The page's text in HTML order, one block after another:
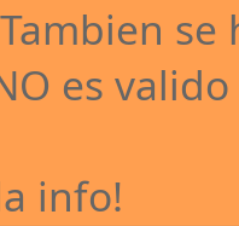
es valido
info!